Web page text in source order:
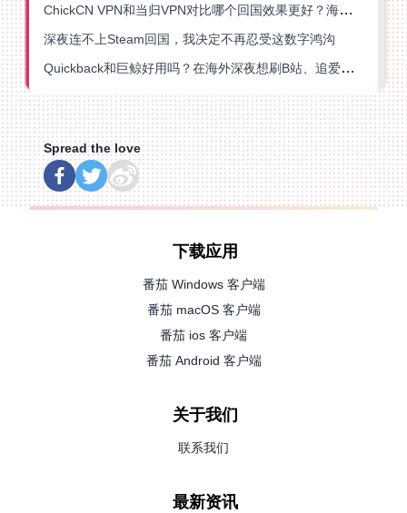
ChickCN VPN和当归VPN对比哪个回国效果更好？海外党亲测后选了它
深夜连不上Steam回国，我决定不再忍受这数字鸿沟
Quickback和巨鲸好用吗？在海外深夜想刷B站、追爱奇艺的你，或许正需要这份答案
Spread the love
下载应用
番茄 Windows 客户端
番茄 macOS 客户端
番茄 ios 客户端
番茄 Android 客户端
关于我们
联系我们
最新资讯